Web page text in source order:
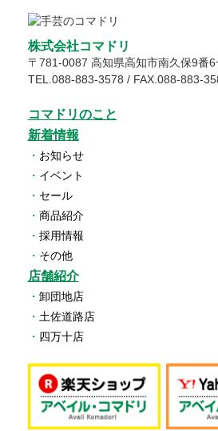
株式会社コマドリ
〒 781-0087 高知県高知市南久保9番6
TEL. 088-883-3578 / FAX.088-883-
コマドリのこと
新着情報
・ お知らせ
・ イベント
・ セール
・ 商品紹介
・ 採用情報
・ その他
店舗紹介
・ 卸団地店
・ 土佐道路店
・ 四万十店